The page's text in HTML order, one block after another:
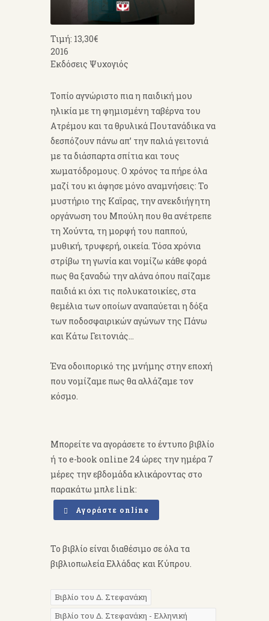
Τιμή: 13,30€
2016
Εκδόσεις Ψυχογιός
Τοπίο αγνώριστο πια η παιδική μου
ηλικία με τη φημισμένη ταβέρνα του
Ατρέμου και τα θρυλικά Πουτανάδικα να
δεσπόζουν πάνω απ’ την παλιά γειτονιά
με τα διάσπαρτα σπίτια και τους
χωματόδρομους. Ο χρόνος τα πήρε όλα
μαζί του κι άφησε μόνο αναμνήσεις: Το
μυστήριο της Καΐρας, την ανεκδιήγητη
οργάνωση του Μπούλη που θα ανέτρεπε
τη Χούντα, τη μορφή του παππού,
μυθική, τρυφερή, οικεία. Τόσα χρόνια
στρίβω τη γωνία και νομίζω κάθε φορά
πως θα ξαναδώ την αλάνα όπου παίζαμε
παιδιά κι όχι τις πολυκατοικίες, στα
θεμέλια των οποίων αναπαύεται η δόξα
των ποδοσφαιρικών αγώνων της Πάνω
και Κάτω Γειτονιάς…
Ένα οδοιπορικό της μνήμης στην εποχή
που νομίζαμε πως θα αλλάζαμε τον
κόσμο.
Μπορείτε να αγοράσετε το έντυπο βιβλίο
ή το e-book online 24 ώρες την ημέρα 7
μέρες την εβδομάδα κλικάροντας στο
παρακάτω μπλε link:
Αγοράστε online
Το βιβλίο είναι διαθέσιμο σε όλα τα
βιβλιοπωλεία Ελλάδας και Κύπρου.
Βιβλίο του Δ. Στεφανάκη
Βιβλίο του Δ. Στεφανάκη - Ελληνική